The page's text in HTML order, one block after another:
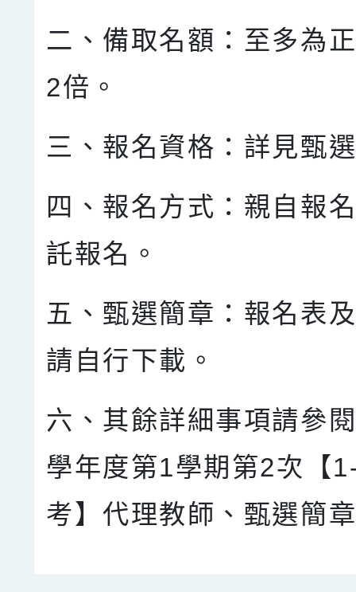
二、備取名額：至多為
2倍。
三、報名資格：詳見甄
四、報名方式：親自報
託報名。
五、甄選簡章：報名表
請自行下載。
六、其餘詳細事項請參
學年度第1學期第2次【
考】代理教師、甄選簡